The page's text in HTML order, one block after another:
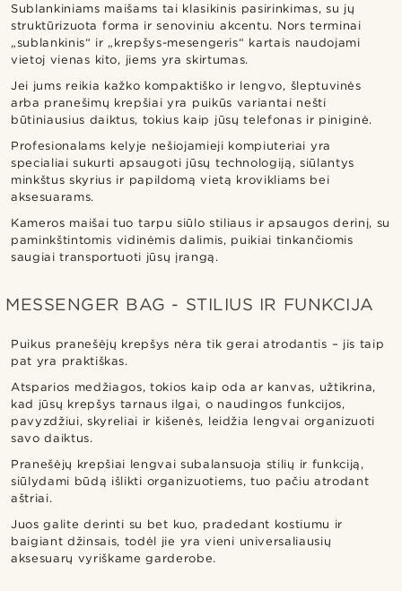
Sublankiniams maišams tai klasikinis pasirinkimas, su jų
struktūrizuota forma ir senoviniu akcentu. Nors terminai
„sublankinis“ ir „krepšys-mesengeris“ kartais naudojami
vietoj vienas kito, jiems yra skirtumas.
Jei jums reikia kažko kompaktiško ir lengvo, šleptuvinės
arba pranešimų krepšiai yra puikūs variantai nešti
būtiniausius daiktus, tokius kaip jūsų telefonas ir piniginė.
Profesionalams kelyje nešiojamieji kompiuteriai yra
specialiai sukurti apsaugoti jūsų technologiją, siūlantys
minkštus skyrius ir papildomą vietą krovikliams bei
aksesuarams.
Kameros maišai tuo tarpu siūlo stiliaus ir apsaugos derinį, su
paminkštintomis vidinėmis dalimis, puikiai tinkančiomis
saugiai transportuoti jūsų įrangą.
MESSENGER BAG - STILIUS IR FUNKCIJA
Puikus pranešėjų krepšys nėra tik gerai atrodantis – jis taip
pat yra praktiškas.
Atsparios medžiagos, tokios kaip oda ar kanvas, užtikrina,
kad jūsų krepšys tarnaus ilgai, o naudingos funkcijos,
pavyzdžiui, skyreliai ir kišenės, leidžia lengvai organizuoti
savo daiktus.
Pranešėjų krepšiai lengvai subalansuoja stilių ir funkciją,
siūlydami būdą išlikti organizuotiems, tuo pačiu atrodant
aštriai.
Juos galite derinti su bet kuo, pradedant kostiumu ir
baigiant džinsais, todėl jie yra vieni universaliausių
aksesuarų vyriškame garderobe.